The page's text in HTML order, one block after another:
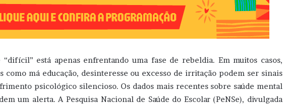
está apenas enfrentando uma fase de rebeldia. Em muitos casos,
como má educação, desinteresse ou excesso de irritação podem ser sinais
psicológico silencioso. Os dados mais recentes sobre saúde mental
um alerta. A Pesquisa Nacional de Saúde do Escolar (PeNSe), divulgada